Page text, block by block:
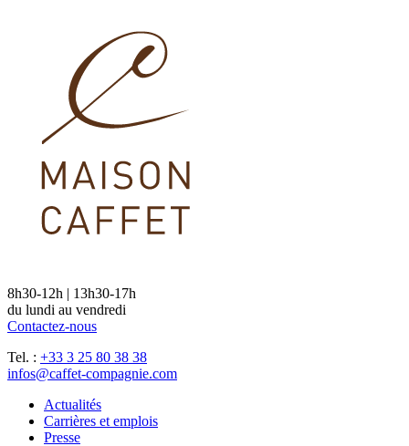
8h30-12h | 13h30-17h
du lundi au vendredi
Contactez-nous
Tel. : +33 3 25 80 38 38
infos@caffet-compagnie.com
Actualités
Carrières et emplois
Presse